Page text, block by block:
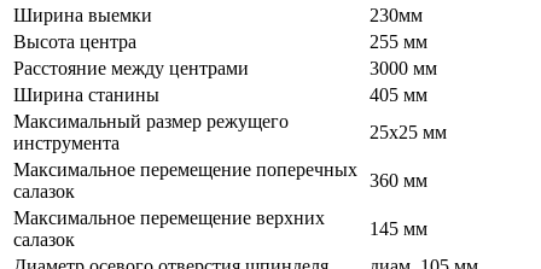
Ширина выемки
230мм
Высота центра
255 мм
Расстояние между центрами
3000 мм
Ширина станины
405 мм
Максимальный размер режущего
инструмента
25х25 мм
Максимальное перемещение поперечных
салазок
360 мм
Максимальное перемещение верхних
салазок
145 мм